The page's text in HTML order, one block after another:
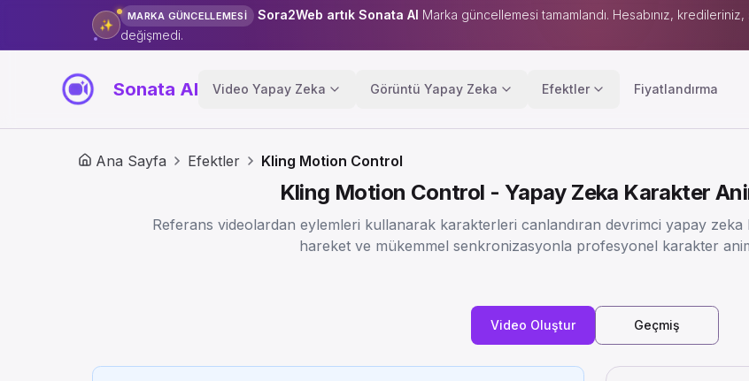
✨
MARKA GÜNCELLEMESİ Sora2Web artık Sonata AI Marka güncellemesi tamamlandı. Hesabınız,
değişmedi.
Sonata AI Video Yapay Zeka Görüntü Yapay Zeka Efektler Fiyatlandırma
Ana Sayfa Efektler Kling Motion Control
Kling Motion Control - Yapay Zeka Karakter
Referans videolardan eylemleri kullanarak karakterleri canlandıran devrimci yapay
hareket ve mükemmel senkronizasyonla profesyonel karakter
Video Oluştur Geçmiş